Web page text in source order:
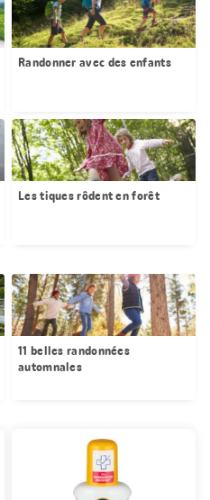
Randonner avec des enfants
Les tiques rôdent en forêt
11 belles randonnées
automnales